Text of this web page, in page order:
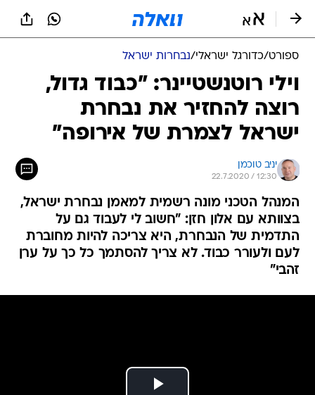
ספורט/כדורגל ישראלי/נבחרות ישראל
וילי רוטנשטיינר: "כבוד גדול,
רוצה להחזיר את נבחרת
ישראל לצמרת של אירופה"
יניב טוכמן
22.7.2020 / 12:30
המנהל הטכני מונה רשמית למאמן נבחרת ישראל,
בצוותא עם אלון חזן: "חשוב לי לעבוד גם על
התדמית של הנבחרת, היא צריכה להיות מחוברת
לעם ולעורר כבוד. לא צריך להסתמך כל כך על ערן
זהבי"